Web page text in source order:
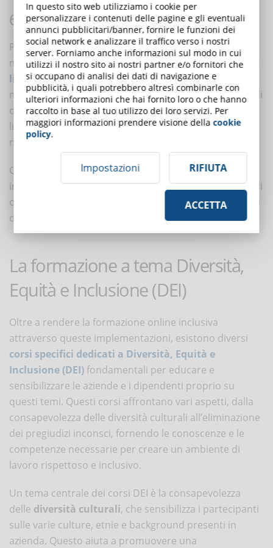
6. CONTENUTI MULTILINGUE
Per servire una popolazione globale e diversificata,
molte piattaforme eLearning offronocontenuti in più
lingue. La traduzione automatica e le opzioni di lingua
multiple permettono agli utenti di accedere ai materiali
didattici nella loro lingua madre, riducendo le barriere
linguistiche e migliorando l’accessibilità per coloro che
non parlano la lingua principale del corso.
Questi elementi assicurano che tutti,
indipendentemente dalle proprie circostanze personali
o professionali, possano partecipare e trarre beneficio
dalla formazione senza impedimenti di alcun tipo.
La formazione a tema Diversità,
Equità e Inclusione (DEI)
Oltre a rendere la formazione online inclusiva
attraverso queste implementazioni, esistono diversi
corsi specifici dedicati a Diversità, Equità e
Inclusione (DEI) fondamentali per educare e
sensibilizzare le aziende e i dipendenti proprio su
questi temi. Questi corsi affrontano vari aspetti, dalla
consapevolezza delle diversità culturali all’eliminazione
dei pregiudizi inconsci, fornendo le conoscenze e le
competenze necessarie per creare un ambiente di
lavoro rispettoso e inclusivo.
Un tema centrale dei corsi DEI è la consapevolezza
delle diversità culturali, che sensibilizza i partecipanti
sulle varie culture, etnie e background presenti in
azienda. Questo aiuta a promuovere una
In questo sito web utilizziamo i cookie per
personalizzare i contenuti delle pagine e gli eventuali
annunci pubblicitari/banner, fornire le funzioni dei
social network e analizzare il traffico verso i nostri
server. Forniamo anche informazioni sul modo in cui
utilizzi il nostro sito ai nostri partner e/o fornitori che
si occupano di analisi dei dati di navigazione e
pubblicità, i quali potrebbero altresì combinarle con
ulteriori informazioni che hai fornito loro o che hanno
raccolto in base al tuo utilizzo dei loro servizi. Per
maggiori informazioni prendere visione dellacookie
policy.
Impostazioni RIFIUTA
ACCETTA